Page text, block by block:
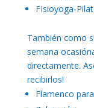
FIsioyoga-
También como
semana
directamente.
recibirlos!
Flamenco